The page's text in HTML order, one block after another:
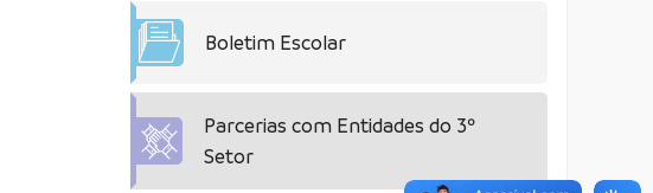
Boletim Escolar
Parcerias com Entidades do 3º
Setor